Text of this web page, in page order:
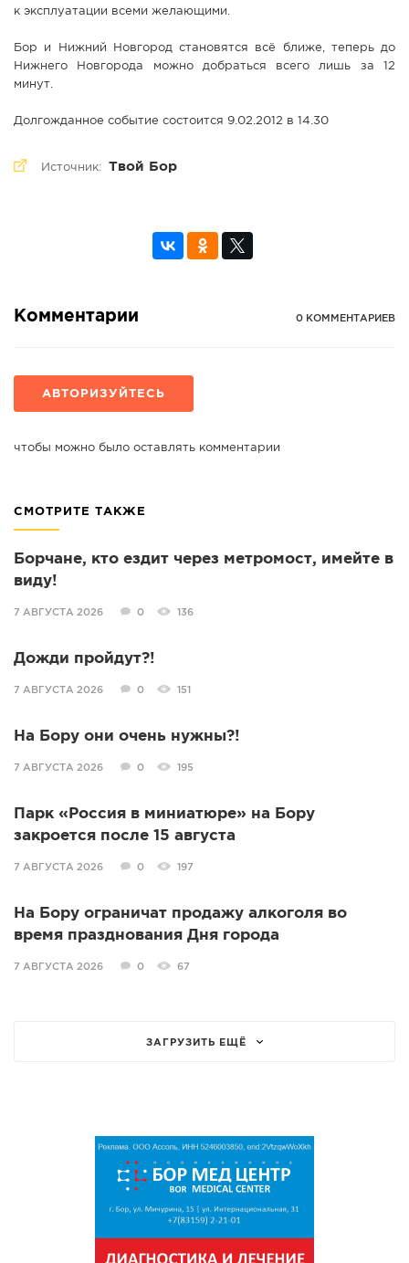
к эксплуатации всеми желающими.
Бор и Нижний Новгород становятся всё ближе, теперь до
Нижнего Новгорода можно добраться всего лишь за 12
минут.
Долгожданное событие состоится 9.02.2012 в 14.30
Источник: Твой Бор
Комментарии 0 КОММЕНТАРИЕВ
АВТОРИЗУЙТЕСЬ
чтобы можно было оставлять комментарии
СМОТРИТЕ ТАКЖЕ
Борчане, кто ездит через метромост, имейте в
виду!
7 АВГУСТА 2026 0 136
Дожди пройдут?!
7 АВГУСТА 2026 0 151
На Бору они очень нужны?!
7 АВГУСТА 2026 0 195
Парк «Россия в миниатюре» на Бору
закроется после 15 августа
7 АВГУСТА 2026 0 197
На Бору ограничат продажу алкоголя во
время празднования Дня города
7 АВГУСТА 2026 0 67
ЗАГРУЗИТЬ ЕЩЁ